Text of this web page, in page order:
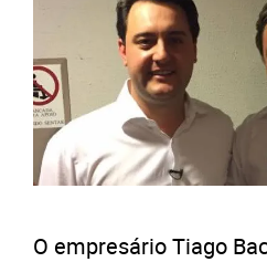
O empresário Tiago